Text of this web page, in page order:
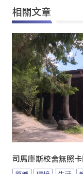
相關文章
司馬庫斯校舍無照